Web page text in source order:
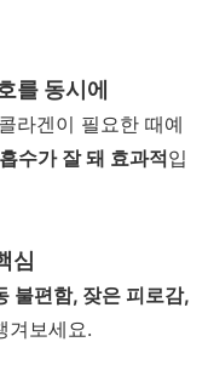
를 동시에
라겐이 필요한 때예
수가 잘 돼 효과적입
심
불편함, 잦은 피로감,
겨보세요.